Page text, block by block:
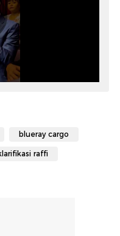
blueray cargo
raffi